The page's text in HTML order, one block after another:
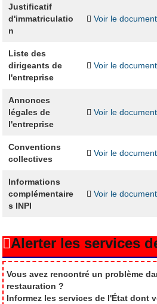
Justificatif
d'immatriculatio
n
Voir le document
Liste des
dirigeants de
l'entreprise
Voir le document
Annonces
légales de
l'entreprise
Voir le document
Conventions
collectives
Voir le document
Informations
complémentaire
s INPI
Voir le document
Alerter les services
Vous avez rencontré un problème
restauration ?
Informez les services de l'État dont